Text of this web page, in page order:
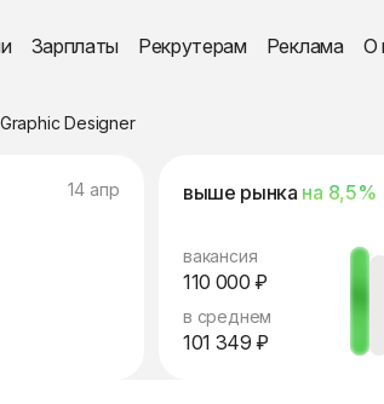
Зарплаты Рекрутерам Реклама О
Graphic Designer
14 апр выше рынка на 8,5%
вакансия
110 000 ₽
в среднем
101 349 ₽